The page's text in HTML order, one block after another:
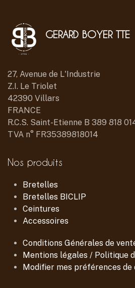
GERARD BOYER TTE
27, Avenue de L'Industrie
Z.I. Le Triolet
42390 Villars
FRANCE
R.C.S. Saint-Etienne B 389 818
TVA n° FR35389818014
Nos produits
Bretelles
Bretelles BICLIP
Ceintures
Accessoires
Conditions Générales de
Mentions légales / Politique
Modifier mes préférences